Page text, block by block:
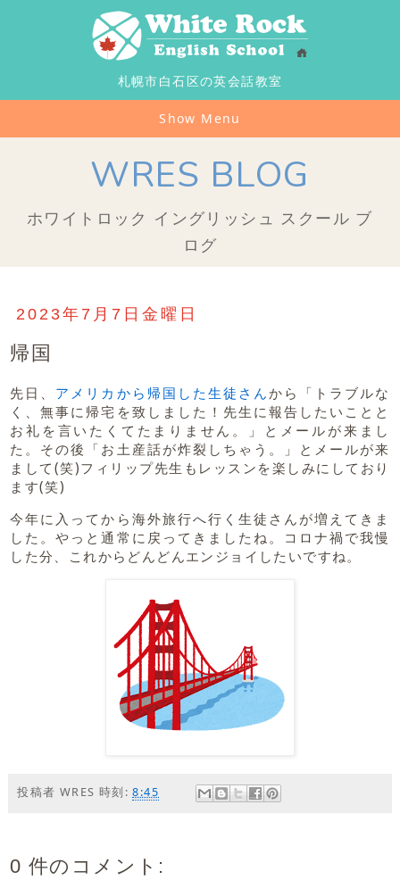
札幌市白石区の英会話教室
Show Menu
WRES BLOG
ホワイトロック イングリッシュ スクール ブ
ログ
2023年7月7日金曜日
帰国
先日、 アメリカから帰国した生徒さんから「トラブルな
く、無事に帰宅を致しました！先生に報告したいことと
お礼を言いたくてたまりません。」とメールが来まし
た。その後「お土産話が炸裂しちゃう。」とメールが来
まして(笑)フィリップ先生もレッスンを楽しみにしており
ます(笑)
今年に入ってから海外旅行へ行く生徒さんが増えてきま
した。やっと通常に戻ってきましたね。コロナ禍で我慢
した分、これからどんどんエンジョイしたいですね。
投稿者 WRES 時刻:8:45
0 件のコメント: